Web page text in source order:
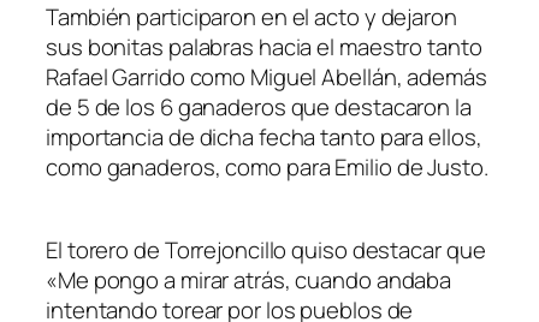
También participaron en el acto y dejaron
sus bonitas palabras hacia el maestro tanto
Rafael Garrido como Miguel Abellán, además
de 5 de los 6 ganaderos que destacaron la
importancia de dicha fecha tanto para ellos,
como ganaderos, como para Emilio de Justo.
El torero de Torrejoncillo quiso destacar que
«Me pongo a mirar atrás, cuando andaba
intentando torear por los pueblos de